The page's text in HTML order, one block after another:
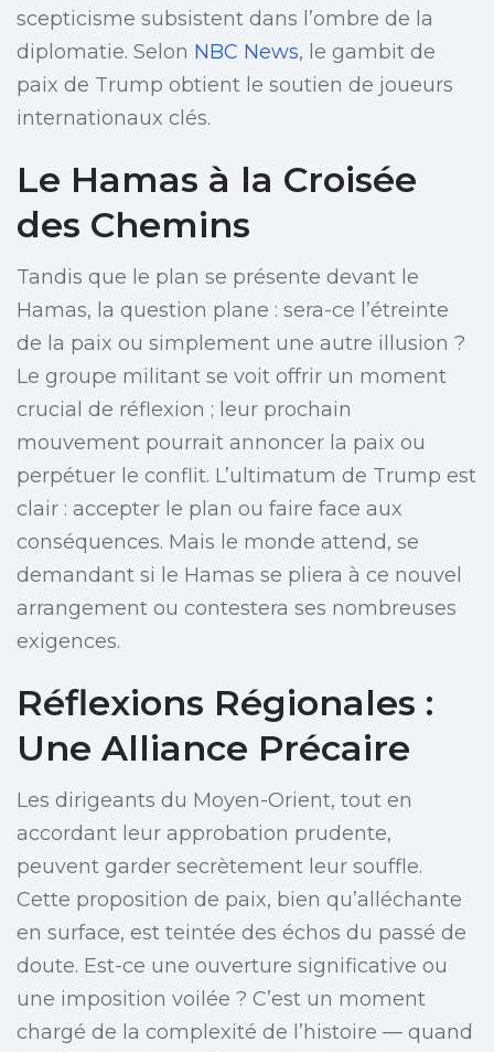
scepticisme subsistent dans l’ombre de la
diplomatie. Selon NBC News, le gambit de
paix de Trump obtient le soutien de joueurs
internationaux clés.
Le Hamas à la Croisée
des Chemins
Tandis que le plan se présente devant le
Hamas, la question plane : sera-ce l’étreinte
de la paix ou simplement une autre illusion ?
Le groupe militant se voit offrir un moment
crucial de réflexion ; leur prochain
mouvement pourrait annoncer la paix ou
perpétuer le conflit. L’ultimatum de Trump est
clair : accepter le plan ou faire face aux
conséquences. Mais le monde attend, se
demandant si le Hamas se pliera à ce nouvel
arrangement ou contestera ses nombreuses
exigences.
Réflexions Régionales :
Une Alliance Précaire
Les dirigeants du Moyen-Orient, tout en
accordant leur approbation prudente,
peuvent garder secrètement leur souffle.
Cette proposition de paix, bien qu’alléchante
en surface, est teintée des échos du passé de
doute. Est-ce une ouverture significative ou
une imposition voilée ? C’est un moment
chargé de la complexité de l’histoire — quand